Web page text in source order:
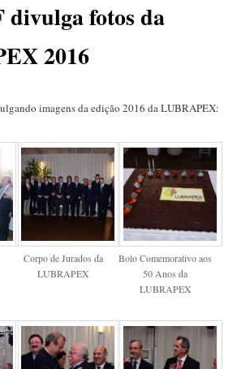
divulga fotos da
2016
imagens da edição 2016 da LUBRAPEX:
Corpo de Jurados da
LUBRAPEX
Bolo Comemorativo aos
50 Anos da
LUBRAPEX